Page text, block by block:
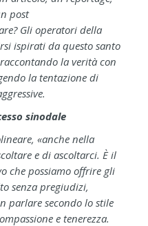
post
Gli operatori della
ispirati da questo santo
la verità con
la tentazione di
sinodale
«anche nella
e di ascoltarci. È il
che possiamo offrire gli
senza pregiudizi,
parlare secondo lo stile
e tenerezza.